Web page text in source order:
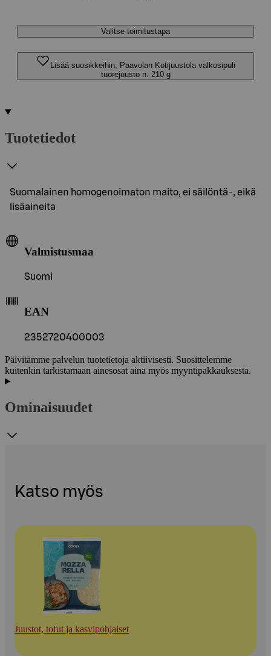
Valitse toimitustapa
Lisää suosikkeihin, Paavolan Kotijuustola valkosipuli
tuorejuusto n. 210 g
Tuotetiedot
Suomalainen homogenoimaton maito, ei säilöntä-, eikä
lisäaineita
Valmistusmaa
Suomi
EAN
2352720400003
Päivitämme palvelun tuotetietoja aktiivisesti. Suosittelemme
kuitenkin tarkistamaan ainesosat aina myös myyntipakkauksesta.
Ominaisuudet
Katso myös
Juustot, tofut ja kasvipohjaiset